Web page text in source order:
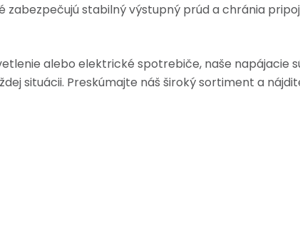
stabilný výstupný prúd a chránia
alebo elektrické spotrebiče, naše napájacie
situácii. Preskúmajte náš široký sortiment a